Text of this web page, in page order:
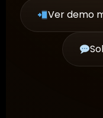
Ver demo